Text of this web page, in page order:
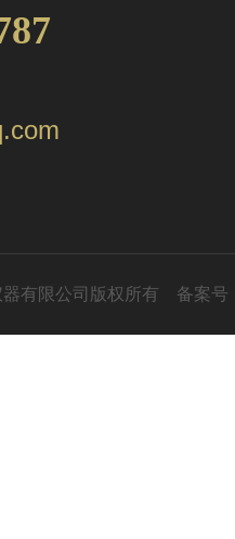
有限公司版权所有 备案号